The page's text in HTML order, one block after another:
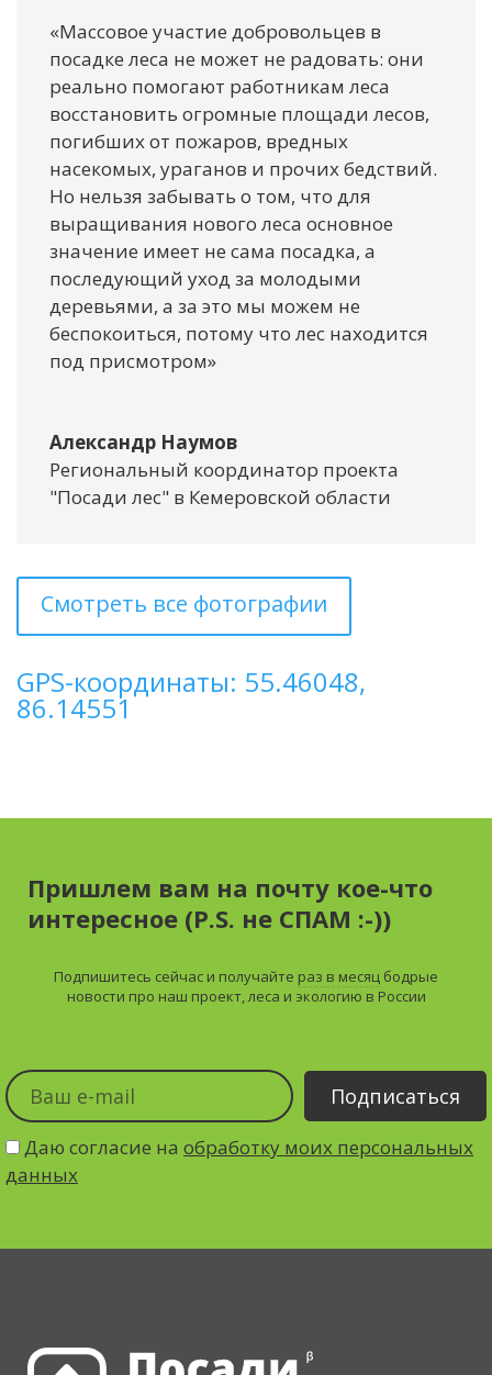
«Массовое участие добровольцев в
посадке леса не может не радовать: они
реально помогают работникам леса
восстановить огромные площади лесов,
погибших от пожаров, вредных
насекомых, ураганов и прочих бедствий.
Но нельзя забывать о том, что для
выращивания нового леса основное
значение имеет не сама посадка, а
последующий уход за молодыми
деревьями, а за это мы можем не
беспокоиться, потому что лес находится
под присмотром»
Александр Наумов
Региональный координатор проекта
"Посади лес" в Кемеровской области
Смотреть все фотографии
GPS-координаты: 55.46048,
86.14551
Пришлем вам на почту кое-что
интересное (P.S. не СПАМ :-))
Подпишитесь сейчас и получайте раз в месяц бодрые
новости про наш проект, леса и экологию в России
Даю согласие на обработку моих персональных
данных